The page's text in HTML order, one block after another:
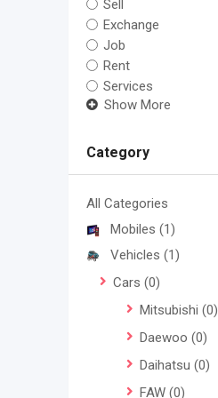
Sell
Exchange
Job
Rent
Services
Show More
Category
All Categories
Mobiles (1)
Vehicles (1)
Cars (0)
Mitsubishi (0)
Daewoo (0)
Daihatsu (0)
FAW (0)